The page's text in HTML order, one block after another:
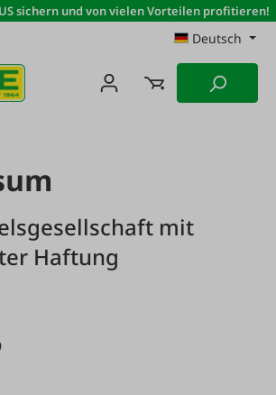
sichern und von vielen Vorteilen profitieren!
Deutsch
mit
Haftung